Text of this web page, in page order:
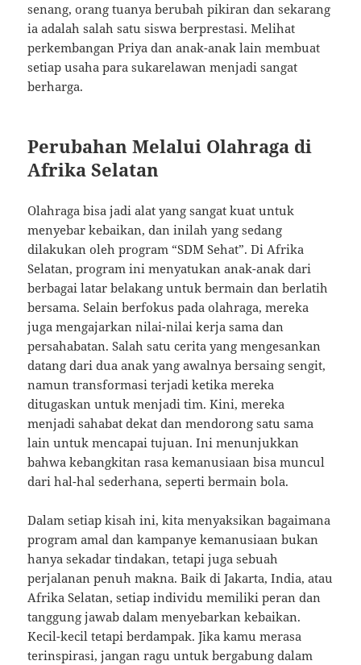
senang, orang tuanya berubah pikiran dan sekarang
ia adalah salah satu siswa berprestasi. Melihat
perkembangan Priya dan anak-anak lain membuat
setiap usaha para sukarelawan menjadi sangat
berharga.
Perubahan Melalui Olahraga di
Afrika Selatan
Olahraga bisa jadi alat yang sangat kuat untuk
menyebar kebaikan, dan inilah yang sedang
dilakukan oleh program “SDM Sehat”. Di Afrika
Selatan, program ini menyatukan anak-anak dari
berbagai latar belakang untuk bermain dan berlatih
bersama. Selain berfokus pada olahraga, mereka
juga mengajarkan nilai-nilai kerja sama dan
persahabatan. Salah satu cerita yang mengesankan
datang dari dua anak yang awalnya bersaing sengit,
namun transformasi terjadi ketika mereka
ditugaskan untuk menjadi tim. Kini, mereka
menjadi sahabat dekat dan mendorong satu sama
lain untuk mencapai tujuan. Ini menunjukkan
bahwa kebangkitan rasa kemanusiaan bisa muncul
dari hal-hal sederhana, seperti bermain bola.
Dalam setiap kisah ini, kita menyaksikan bagaimana
program amal dan kampanye kemanusiaan bukan
hanya sekadar tindakan, tetapi juga sebuah
perjalanan penuh makna. Baik di Jakarta, India, atau
Afrika Selatan, setiap individu memiliki peran dan
tanggung jawab dalam menyebarkan kebaikan.
Kecil-kecil tetapi berdampak. Jika kamu merasa
terinspirasi, jangan ragu untuk bergabung dalam